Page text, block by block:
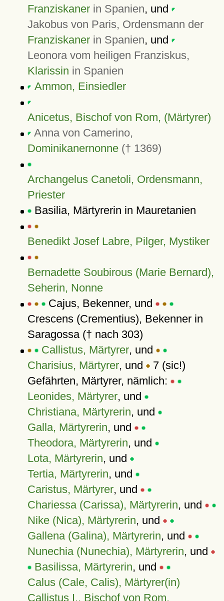
Franziskanerin Spanien, und
Jakobus von Paris, Ordensmann der
Franziskanerin Spanien, und
Leonora vom heiligen Franziskus,
Klarissin in Spanien
Ammon, Einsiedler
Anicetus, Bischof von Rom, (Märtyrer)
Anna von Camerino,
Dominikanernonne(† 1369)
Archangelus Canetoli, Ordensmann,
Priester
Basilia, Märtyrerin in Mauretanien
Benedikt Josef Labre, Pilger, Mystiker
Bernadette Soubirous (Marie Bernard),
Seherin, Nonne
Cajus, Bekenner, und
Crescens (Crementius), Bekenner in
Saragossa († nach 303)
Callistus, Märtyrer, und
Charisius, Märtyrer, und 7 (sic!)
Gefährten, Märtyrer, nämlich:
Leonides, Märtyrer, und
Christiana, Märtyrerin, und
Galla, Märtyrerin, und
Theodora, Märtyrerin, und
Lota, Märtyrerin, und
Tertia, Märtyrerin, und
Caristus, Märtyrer, und
Chariessa (Carissa), Märtyrerin, und
Nike (Nica), Märtyrerin, und
Gallena (Galina), Märtyrerin, und
Nunechia (Nunechia), Märtyrerin, und
Basilissa, Märtyrerin, und
Calus (Cale, Calis), Märtyrer(in)
Callistus I., Bischof von Rom,